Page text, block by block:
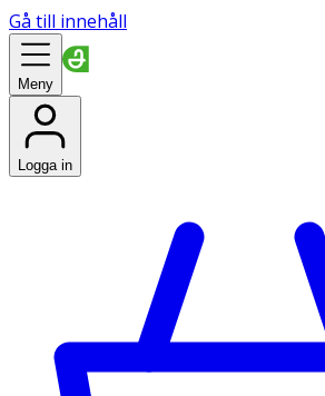
Gå till innehåll
Meny
Logga in